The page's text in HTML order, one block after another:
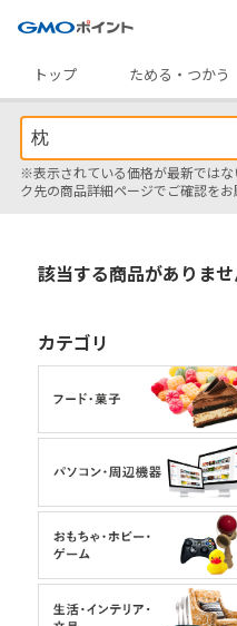
トップ
ためる・つかう
※表示されている価格が最新では
ク先の商品詳細ページでご確認をお
該当する商品がありませ
カテゴリ